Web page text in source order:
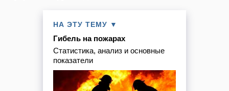
НА ЭТУ ТЕМУ ▼
Гибель на пожарах
Статистика, анализ и основные
показатели